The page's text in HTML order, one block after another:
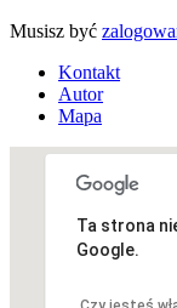
Musisz być
Kontakt
Autor
Mapa
Ta strona
Google.